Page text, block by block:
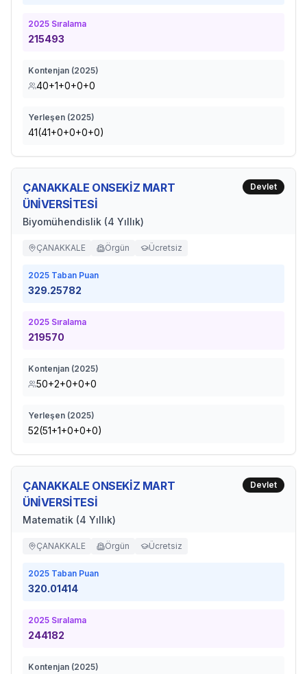
2025 Sıralama
215493
Kontenjan (2025)
40+1+0+0+0
Yerleşen (2025)
41(41+0+0+0+0)
ÇANAKKALE ONSEKİZ MART
ÜNİVERSİTESİ
Biyomühendislik (4 Yıllık)
Devlet
ÇANAKKALE Örgün Ücretsiz
2025 Taban Puan
329.25782
2025 Sıralama
219570
Kontenjan (2025)
50+2+0+0+0
Yerleşen (2025)
52(51+1+0+0+0)
ÇANAKKALE ONSEKİZ MART
ÜNİVERSİTESİ
Matematik (4 Yıllık)
Devlet
ÇANAKKALE Örgün Ücretsiz
2025 Taban Puan
320.01414
2025 Sıralama
244182
Kontenjan (2025)